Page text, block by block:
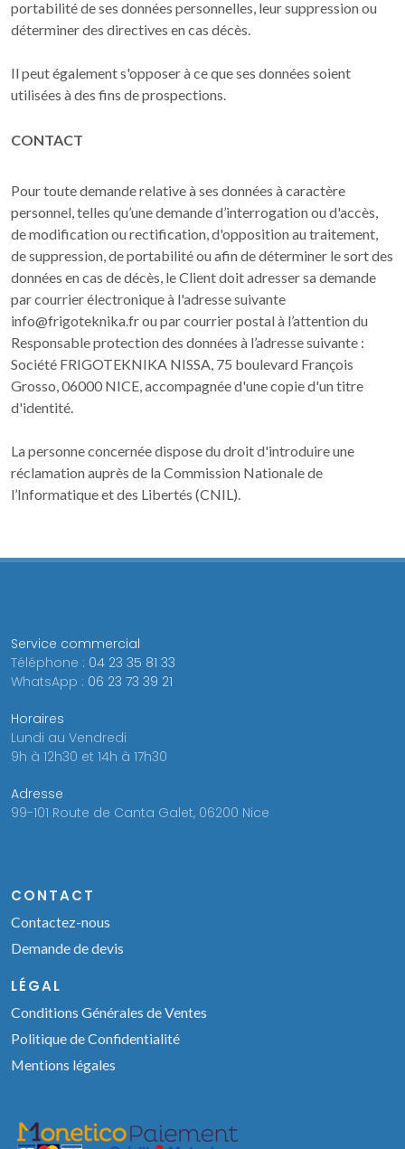
portabilité de ses données personnelles, leur suppression ou
déterminer des directives en cas décès.
Il peut également s'opposer à ce que ses données soient
utilisées à des fins de prospections.
CONTACT
Pour toute demande relative à ses données à caractère
personnel, telles qu’une demande d’interrogation ou d'accès,
de modification ou rectification, d'opposition au traitement,
de suppression, de portabilité ou afin de déterminer le sort des
données en cas de décès, le Client doit adresser sa demande
par courrier électronique à l'adresse suivante
info@frigoteknika.fr ou par courrier postal à l’attention du
Responsable protection des données à l’adresse suivante :
Société FRIGOTEKNIKA NISSA, 75 boulevard François
Grosso, 06000 NICE, accompagnée d'une copie d'un titre
d'identité.
La personne concernée dispose du droit d'introduire une
réclamation auprès de la Commission Nationale de
l’Informatique et des Libertés (CNIL).
Service commercial
Téléphone : 04 23 35 81 33
WhatsApp : 06 23 73 39 21
Horaires
Lundi au Vendredi
9h à 12h30 et 14h à 17h30
Adresse
99-101 Route de Canta Galet, 06200 Nice
CONTACT
Contactez-nous
Demande de devis
LÉGAL
Conditions Générales de Ventes
Politique de Confidentialité
Mentions légales